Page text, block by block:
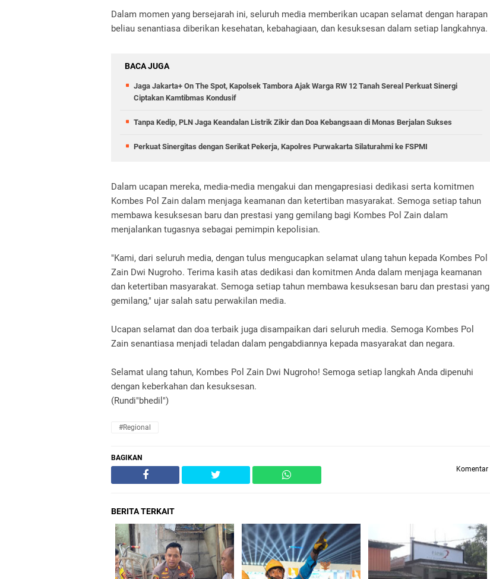
Dalam momen yang bersejarah ini, seluruh media memberikan ucapan selamat dengan harapan
beliau senantiasa diberikan kesehatan, kebahagiaan, dan kesuksesan dalam setiap langkahnya.
BACA JUGA
Jaga Jakarta+ On The Spot, Kapolsek Tambora Ajak Warga RW 12 Tanah Sereal Perkuat Sinergi
Ciptakan Kamtibmas Kondusif
Tanpa Kedip, PLN Jaga Keandalan Listrik Zikir dan Doa Kebangsaan di Monas Berjalan Sukses
Perkuat Sinergitas dengan Serikat Pekerja, Kapolres Purwakarta Silaturahmi ke FSPMI
Dalam ucapan mereka, media-media mengakui dan mengapresiasi dedikasi serta komitmen
Kombes Pol Zain dalam menjaga keamanan dan ketertiban masyarakat. Semoga setiap tahun
membawa kesuksesan baru dan prestasi yang gemilang bagi Kombes Pol Zain dalam
menjalankan tugasnya sebagai pemimpin kepolisian.
"Kami, dari seluruh media, dengan tulus mengucapkan selamat ulang tahun kepada Kombes Pol
Zain Dwi Nugroho. Terima kasih atas dedikasi dan komitmen Anda dalam menjaga keamanan
dan ketertiban masyarakat. Semoga setiap tahun membawa kesuksesan baru dan prestasi yang
gemilang," ujar salah satu perwakilan media.
Ucapan selamat dan doa terbaik juga disampaikan dari seluruh media. Semoga Kombes Pol
Zain senantiasa menjadi teladan dalam pengabdiannya kepada masyarakat dan negara.
Selamat ulang tahun, Kombes Pol Zain Dwi Nugroho! Semoga setiap langkah Anda dipenuhi
dengan keberkahan dan kesuksesan.
(Rundi"bhedil")
#Regional
BAGIKAN
Komentar
BERITA TERKAIT